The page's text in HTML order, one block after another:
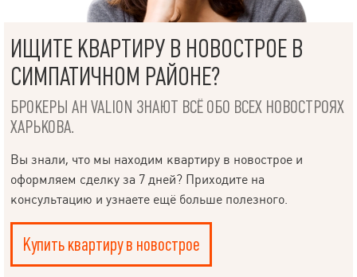
ИЩИТЕ КВАРТИРУ В НОВОСТРОЕ В
СИМПАТИЧНОМ РАЙОНЕ?
БРОКЕРЫ АН VALION ЗНАЮТ ВСЁ ОБО ВСЕХ НОВОСТРОЯХ
ХАРЬКОВА.
Вы знали, что мы находим квартиру в новострое и
оформляем сделку за 7 дней? Приходите на
консультацию и узнаете ещё больше полезного.
Купить квартиру в новострое